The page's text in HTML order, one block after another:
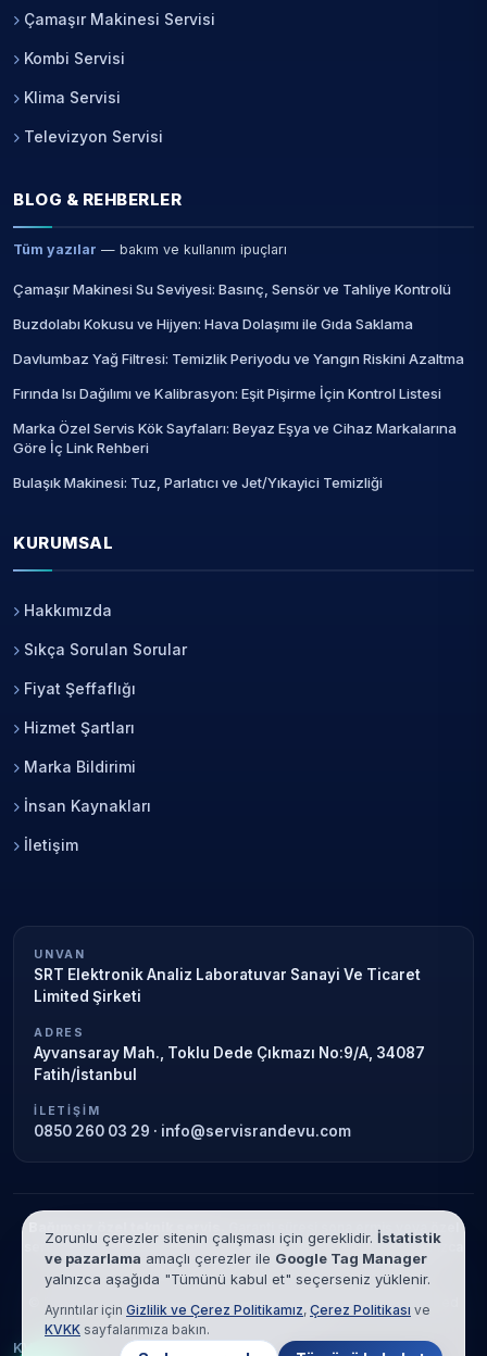
Çamaşır Makinesi Servisi
Kombi Servisi
Klima Servisi
Televizyon Servisi
BLOG & REHBERLER
Tüm yazılar — bakım ve kullanım ipuçları
Çamaşır Makinesi Su Seviyesi: Basınç, Sensör ve Tahliye Kontrolü
Buzdolabı Kokusu ve Hijyen: Hava Dolaşımı ile Gıda Saklama
Davlumbaz Yağ Filtresi: Temizlik Periyodu ve Yangın Riskini Azaltma
Fırında Isı Dağılımı ve Kalibrasyon: Eşit Pişirme İçin Kontrol Listesi
Marka Özel Servis Kök Sayfaları: Beyaz Eşya ve Cihaz Markalarına
Göre İç Link Rehberi
Bulaşık Makinesi: Tuz, Parlatıcı ve Jet/Yıkayici Temizliği
KURUMSAL
Hakkımızda
Sıkça Sorulan Sorular
Fiyat Şeffaflığı
Hizmet Şartları
Marka Bildirimi
İnsan Kaynakları
İletişim
UNVAN
SRT Elektronik Analiz Laboratuvar Sanayi Ve Ticaret
Limited Şirketi
ADRES
Ayvansaray Mah., Toklu Dede Çıkmazı No:9/A, 34087
Fatih/İstanbul
İLETIŞIM
0850 260 03 29 · info@servisrandevu.com
Garanti süresi sona ermiş veya özel
servis kapsamındaki cihazlar için hizmet verilir. Marka adları yalnızca
tanımlama amaçlıdır; yetkili servis ilişkisi bulunmamaktadır.
© 2026 SRT Elektronik Analiz Laboratuvar Sanayi Ve Ticaret Limited
Şirketi. Tüm hakları saklıdır.
KVKK
Çerez Politikası Hizmet Şartları
Zorunlu çerezler sitenin çalışması için gereklidir. İstatistik
ve pazarlama amaçlı çerezler ile Google Tag Manager
yalnızca aşağıda "Tümünü kabul et" seçerseniz yüklenir.
Ayrıntılar için Gizlilik ve Çerez Politikamız, Çerez Politikası ve
KVKK sayfalarımıza bakın.